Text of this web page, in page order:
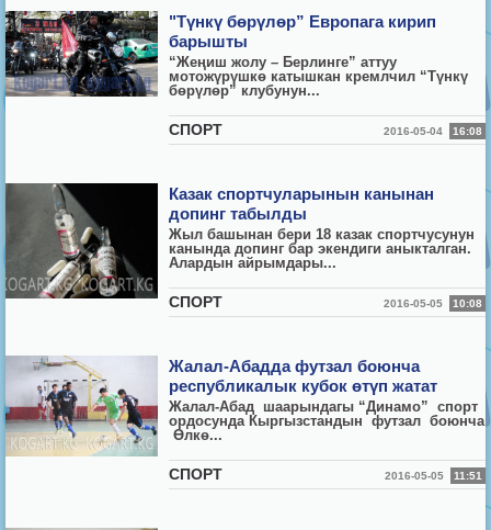
"Түнкү бөрүлөр” Европага кирип
барышты
“Жеңиш жолу – Берлинге” аттуу
мотожүрүшкө катышкан кремлчил “Түнкү
бөрүлөр” клубунун...
СПОРТ 2016-05-04 16:08
Казак спортчуларынын канынан
допинг табылды
Жыл башынан бери 18 казак спортчусунун
канында допинг бар экендиги аныкталган.
Алардын айрымдары...
СПОРТ 2016-05-05 10:08
Жалал-Абадда футзал боюнча
республикалык кубок өтүп жатат
Жалал-Абад шаарындагы “Динамо” спорт
ордосунда Кыргызстандын футзал боюнча
Өлкө...
СПОРТ 2016-05-05 11:51